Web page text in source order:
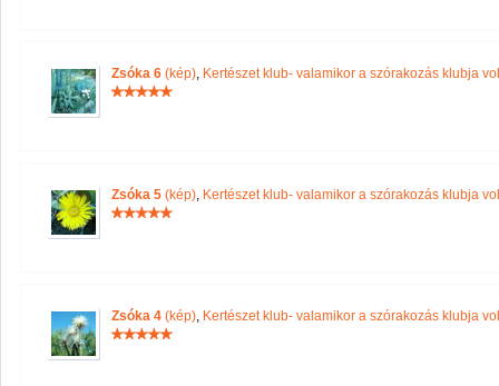
Zsóka 6 (kép), Kertészet klub- valamikor a szórakozás klubja
Zsóka 5 (kép), Kertészet klub- valamikor a szórakozás klubja
Zsóka 4 (kép), Kertészet klub- valamikor a szórakozás klubja